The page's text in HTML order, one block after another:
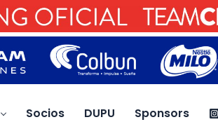
Socios DUPU Sponsors